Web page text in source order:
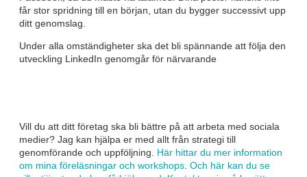
får stor spridning till en början, utan du bygger successivt upp
ditt genomslag.
Under alla omständigheter ska det bli spännande att följa den
utveckling LinkedIn genomgår för närvarande
Vill du att ditt företag ska bli bättre på att arbeta med sociala
medier? Jag kan hjälpa er med allt från strategi till
genomförande och uppföljning. Här hittar du mer information
om mina föreläsningar och workshops Och här kan du se